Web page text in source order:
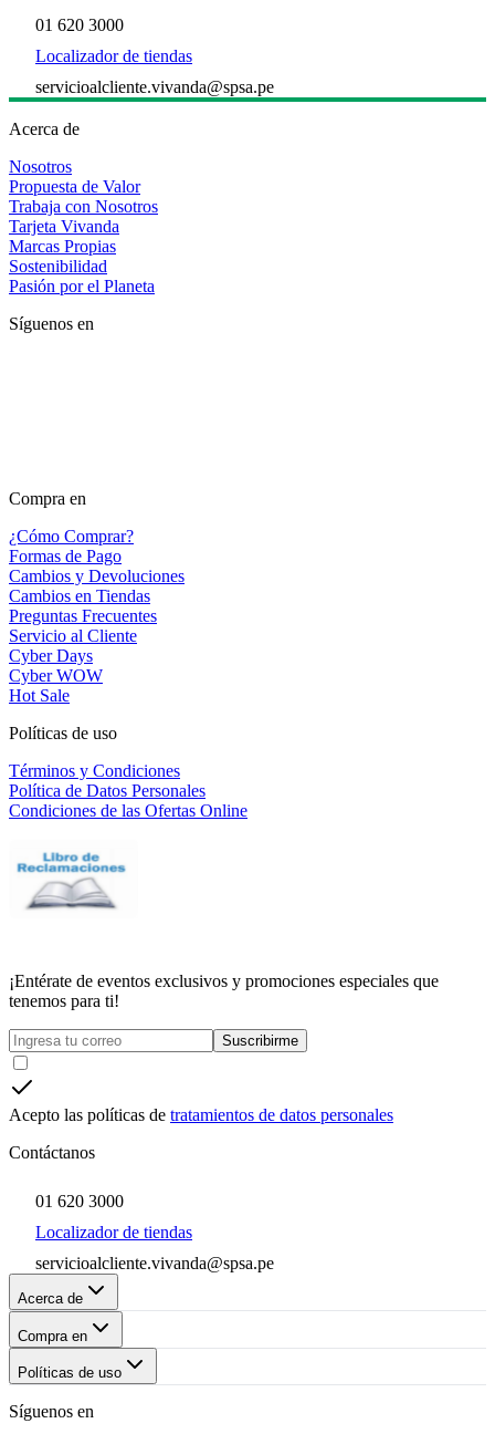
01 620 3000
Localizador de tiendas
servicioalcliente.vivanda@spsa.pe
Acerca de
Nosotros
Propuesta de Valor
Trabaja con Nosotros
Tarjeta Vivanda
Marcas Propias
Sostenibilidad
Pasión por el Planeta
Síguenos en
Compra en
¿Cómo Comprar?
Formas de Pago
Cambios y Devoluciones
Cambios en Tiendas
Preguntas Frecuentes
Servicio al Cliente
Cyber Days
Cyber WOW
Hot Sale
Políticas de uso
Términos y Condiciones
Política de Datos Personales
Condiciones de las Ofertas Online
¡Entérate de eventos exclusivos y promociones especiales que
tenemos para ti!
Suscribirme
Acepto las políticas de tratamientos de datos personales
Contáctanos
01 620 3000
Localizador de tiendas
servicioalcliente.vivanda@spsa.pe
Acerca de
Compra en
Políticas de uso
Síguenos en